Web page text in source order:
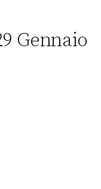
Gennaio